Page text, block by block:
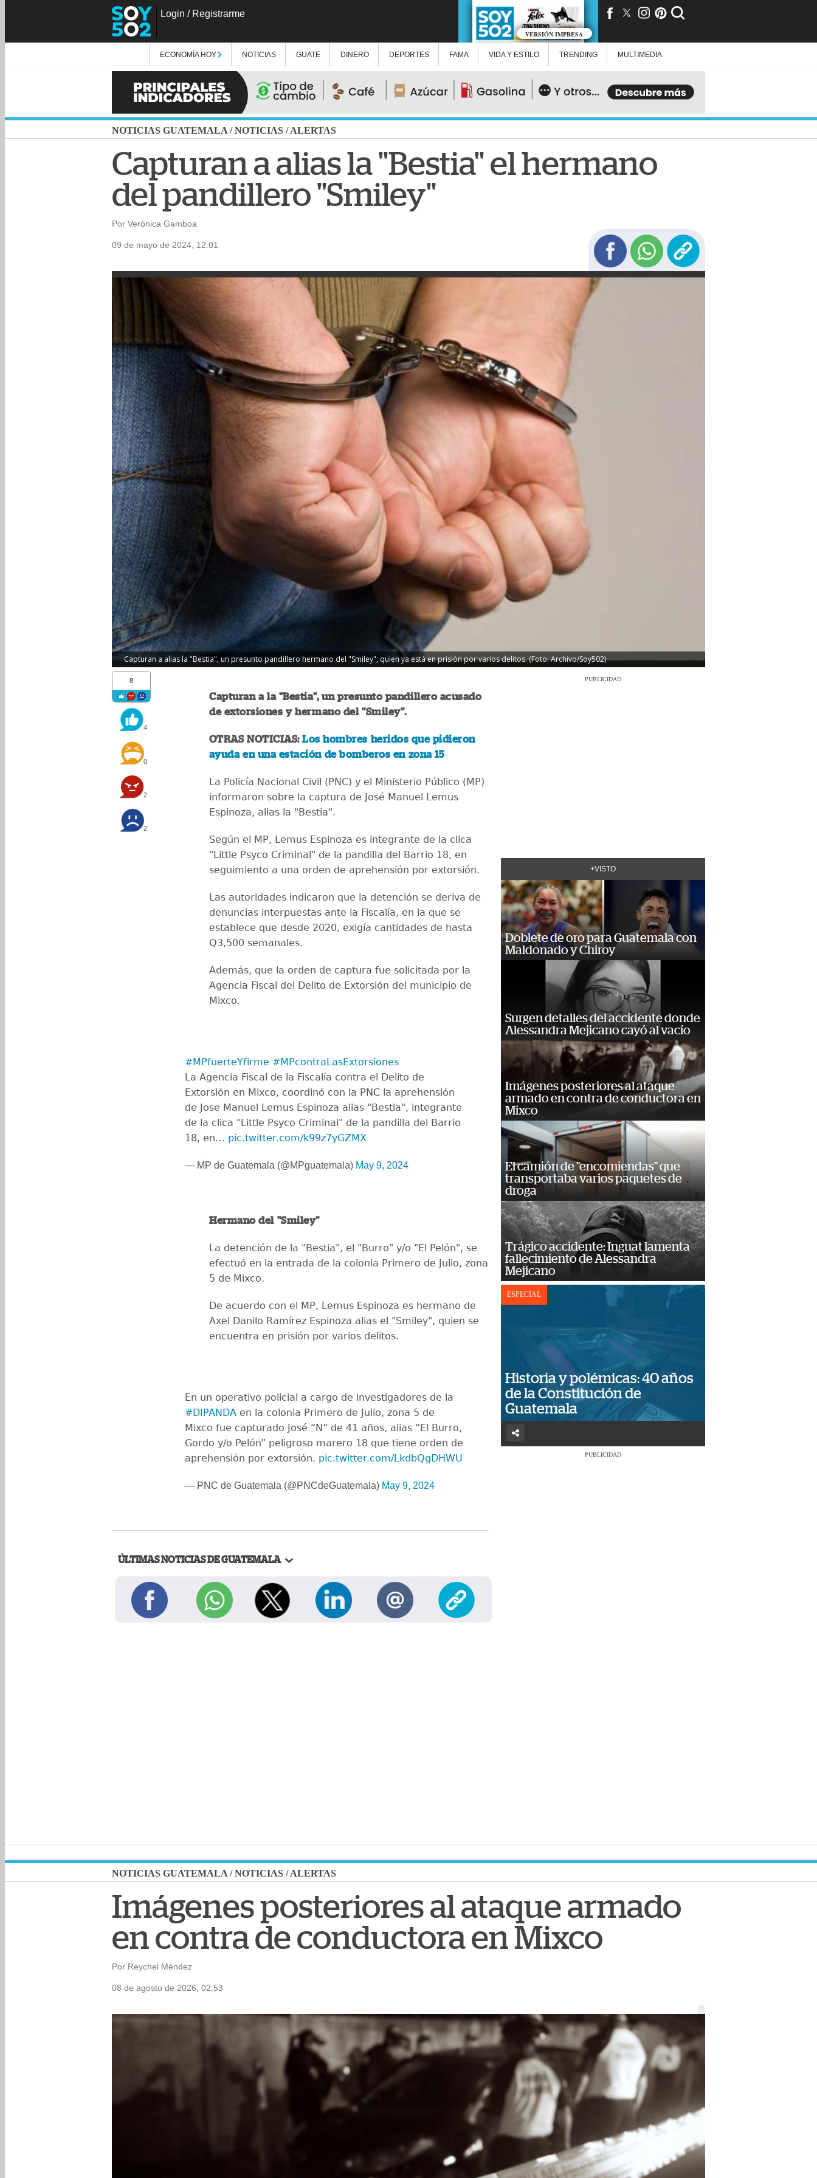
Login / Registrarme
VERSIÓN IMPRESA
ECONOMÍA HOY NOTICIAS GUATE DINERO DEPORTES FAMA VIDA Y ESTILO TRENDING MULTIMEDIA
NOTICIAS GUATEMALA /NOTICIAS /ALERTAS
Capturan a alias la "Bestia" el hermano
del pandillero "Smiley"
Por Verónica Gamboa
09 de mayo de 2024, 12:01
Capturan a alias la "Bestia", un presunto pandillero hermano del "Smiley", quien ya está en prisión por varios delitos. (Foto: Archivo/Soy502)
8
4
0
2
2
Capturan a la "Bestia", un presunto pandillero acusado
de extorsiones y hermano del "Smiley".
OTRAS NOTICIAS:Los hombres heridos que pidieron
ayuda en una estación de bomberos en zona 15
La Policía Nacional Civil (PNC) y el Ministerio Público (MP)
informaron sobre la captura de José Manuel Lemus
Espinoza, alias la "Bestia".
Según el MP, Lemus Espinoza es integrante de la clica
"Little Psyco Criminal" de la pandilla del Barrio 18, en
seguimiento a una orden de aprehensión por extorsión.
Las autoridades indicaron que la detención se deriva de
denuncias interpuestas ante la Fiscalía, en la que se
establece que desde 2020, exigía cantidades de hasta
Q3,500 semanales.
Además, que la orden de captura fue solicitada por la
Agencia Fiscal del Delito de Extorsión del municipio de
Mixco.
#MPfuerteYfirme #MPcontraLasExtorsiones
La Agencia Fiscal de la Fiscalía contra el Delito de
Extorsión en Mixco, coordinó con la PNC la aprehensión
de Jose Manuel Lemus Espinoza alias "Bestia", integrante
de la clica "Little Psyco Criminal" de la pandilla del Barrio
18, en… pic.twitter.com/k99z7yGZMX
— MP de Guatemala (@MPguatemala) May 9, 2024
Hermano del "Smiley"
La detención de la "Bestia", el "Burro" y/o "El Pelón", se
efectuó en la entrada de la colonia Primero de Julio, zona
5 de Mixco.
De acuerdo con el MP, Lemus Espinoza es hermano de
Axel Danilo Ramírez Espinoza alias el "Smiley", quien se
encuentra en prisión por varios delitos.
En un operativo policial a cargo de investigadores de la
#DIPANDA en la colonia Primero de Julio, zona 5 de
Mixco fue capturado José “N” de 41 años, alias “El Burro,
Gordo y/o Pelón” peligroso marero 18 que tiene orden de
aprehensión por extorsión. pic.twitter.com/LkdbQgDHWU
— PNC de Guatemala (@PNCdeGuatemala) May 9, 2024
ÚLTIMAS NOTICIAS DE GUATEMALA
PUBLICIDAD
+VISTO
Doblete de oro para Guatemala con
Maldonado y Chiroy
Surgen detalles del accidente donde
Alessandra Mejicano cayó al vacío
Imágenes posteriores al ataque
armado en contra de conductora en
Mixco
El camión de "encomiendas" que
transportaba varios paquetes de
droga
Trágico accidente: Inguat lamenta
fallecimiento de Alessandra
Mejicano
ESPECIAL
Historia y polémicas: 40 años
de la Constitución de
Guatemala
PUBLICIDAD
NOTICIAS GUATEMALA /NOTICIAS /ALERTAS
Imágenes posteriores al ataque armado
en contra de conductora en Mixco
Por Reychel Méndez
08 de agosto de 2026, 02:53